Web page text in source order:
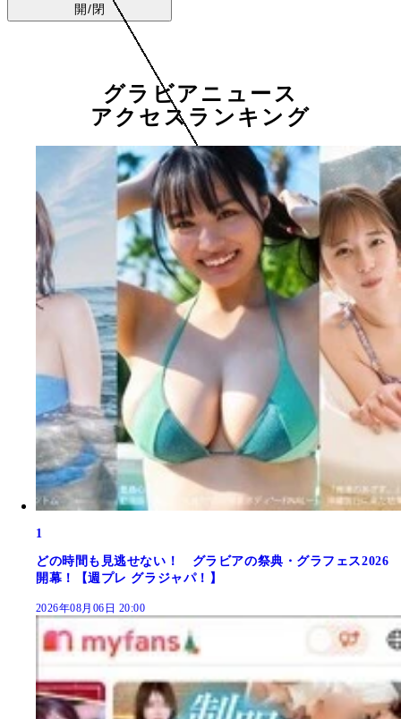
開/閉
グラビアニュース
アクセスランキング
1
どの時間も見逃せない！ グラビアの祭典・グラフェス2026
開幕！【週プレ グラジャパ！】
2026年08月06日 20:00